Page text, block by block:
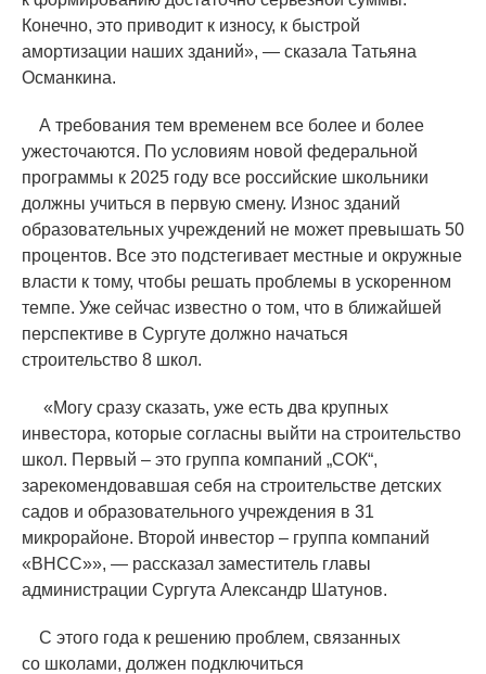
Конечно, это приводит к износу, к быстрой
амортизации наших зданий», — сказала Татьяна
Османкина.
А требования тем временем все более и более
ужесточаются. По условиям новой федеральной
программы к 2025 году все российские школьники
должны учиться в первую смену. Износ зданий
образовательных учреждений не может превышать 50
процентов. Все это подстегивает местные и окружные
власти к тому, чтобы решать проблемы в ускоренном
темпе. Уже сейчас известно о том, что в ближайшей
перспективе в Сургуте должно начаться
строительство 8 школ.
«Могу сразу сказать, уже есть два крупных
инвестора, которые согласны выйти на строительство
школ. Первый – это группа компаний „СОК“,
зарекомендовавшая себя на строительстве детских
садов и образовательного учреждения в 31
микрорайоне. Второй инвестор – группа компаний
«ВНСС»», — рассказал заместитель главы
администрации Сургута Александр Шатунов.
С этого года к решению проблем, связанных
со школами, должен подключиться